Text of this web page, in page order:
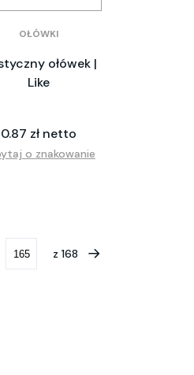
OŁÓWKI
ołówek |
Like
0.87 zł netto
o znakowanie
z 168